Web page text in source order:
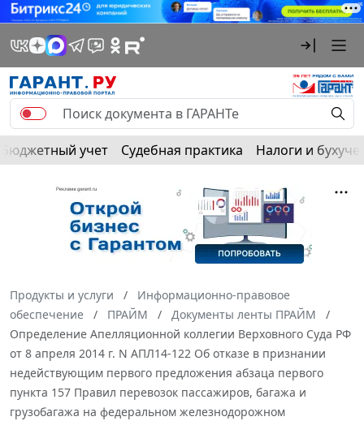
Бюджетный учет Судебная практика Налоги и
Продукты и услуги
Информационно-правовое
обеспечение
ПРАЙМ
Документы ленты ПРАЙМ
Определение Апелляционной коллегии Верховного Суда РФ
от 8 апреля 2014 г. N АПЛ14-122 Об отказе в признании
недействующим первого предложения абзаца первого
пункта 157 Правил перевозок пассажиров, багажа и
грузобагажа на федеральном железнодорожном